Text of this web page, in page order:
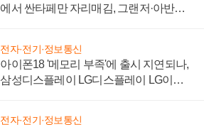
에서 싼타페만 자리매김, 그랜저·아반떼
전자·전기·정보통신
아이폰18 '메모리 부족'에 출시 지연되나,
삼성디스플레이 LG디스플레이 LG이노
전자·전기·정보통신